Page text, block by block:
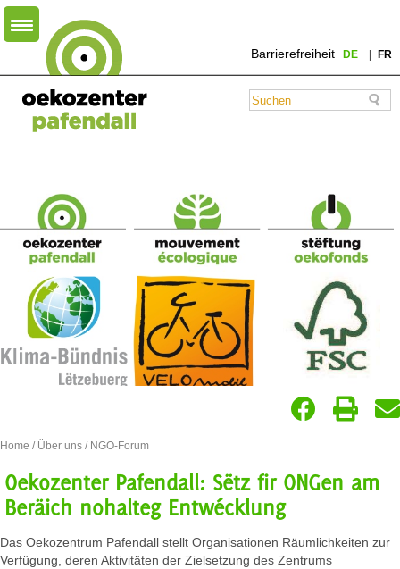
Barrierefreiheit DE FR
Home / Über uns / NGO-Forum
Oekozenter Pafendall: Sëtz fir ONGen am
Beräich nohalteg Entwécklung
Das Oekozentrum Pafendall stellt Organisationen Räumlichkeiten zur
Verfügung, deren Aktivitäten der Zielsetzung des Zentrums